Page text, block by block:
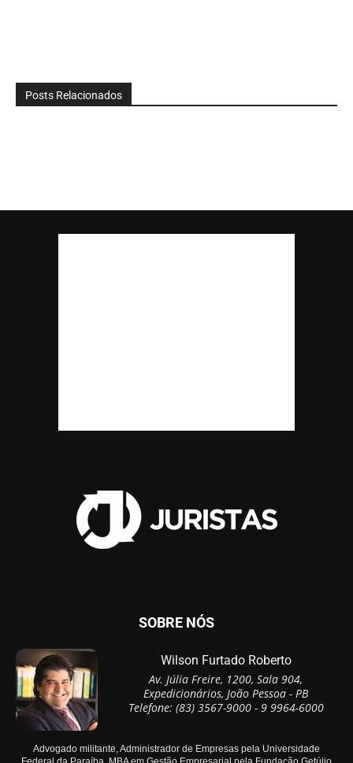
Posts Relacionados
SOBRE NÓS
Wilson Furtado Roberto
Av. Júlia Freire, 1200, Sala 904,
Expedicionários, João Pessoa - PB
Telefone: (83) 3567-9000 - 9 9964-6000
Advogado militante, Administrador de Empresas pela Universidade